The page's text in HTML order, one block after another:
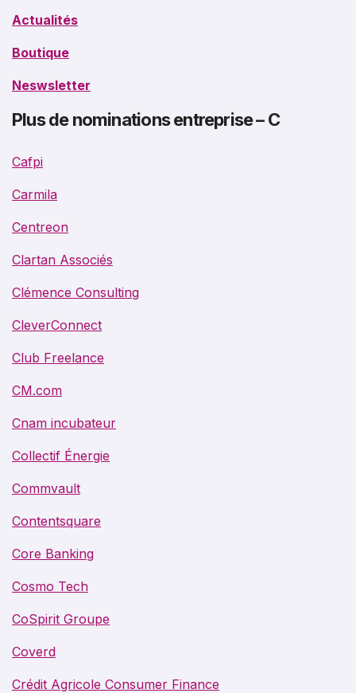
Actualités
Boutique
Neswsletter
Plus de nominations entreprise – C
Cafpi
Carmila
Centreon
Clartan Associés
Clémence Consulting
CleverConnect
Club Freelance
CM.com
Cnam incubateur
Collectif Énergie
Commvault
Contentsquare
Core Banking
Cosmo Tech
CoSpirit Groupe
Coverd
Crédit Agricole Consumer Finance